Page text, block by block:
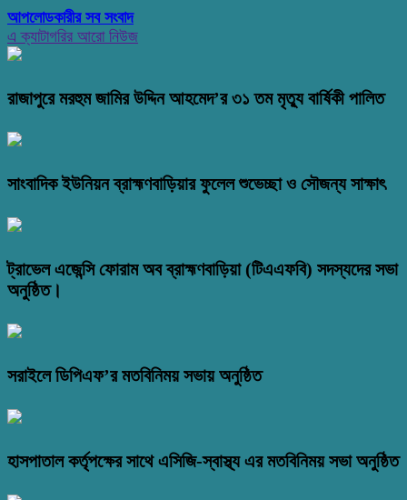
আপলোডকারীর সব সংবাদ
এ ক্যাটাগরির আরো নিউজ
রাজাপুরে মরহুম জামির উদ্দিন আহমেদ’র ৩১ তম মৃত্যু বার্ষিকী পালিত
সাংবাদিক ইউনিয়ন ব্রাহ্মণবাড়িয়ার ফুলেল শুভেচ্ছা ও সৌজন্য সাক্ষাৎ
ট্রাভেল এজেন্সি ফোরাম অব ব্রাহ্মণবাড়িয়া (টিএএফবি) সদস্যদের সভা
অনুষ্ঠিত।
সরাইলে ডিপিএফ’র মতবিনিময় সভায় অনুষ্ঠিত
হাসপাতাল কর্তৃপক্ষের সাথে এসিজি-স্বাস্থ্য এর মতবিনিময় সভা অনুষ্ঠিত